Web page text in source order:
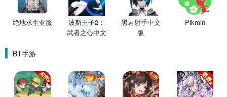
绝地求生亚服
波斯王子2：
武者之心中文
黑岩射手中文
版
Pikmin
BT手游